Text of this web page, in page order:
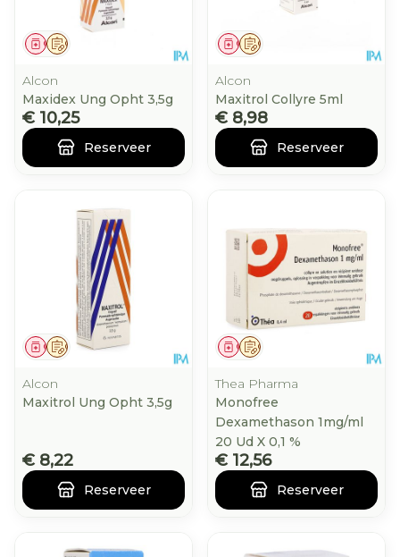
Op voorschrift
Geneesmiddel
Alcon
Maxidex Ung Opht 3,5g
€ 10,25
Reserveer
Op voorschrift
Geneesmiddel
Alcon
Maxitrol Collyre 5ml
€ 8,98
Reserveer
Op voorschrift
Geneesmiddel
Alcon
Maxitrol Ung Opht 3,5g
€ 8,22
Reserveer
Op voorschrift
Geneesmiddel
Thea Pharma
Monofree
Dexamethason 1mg/ml
20 Ud X 0,1 %
€ 12,56
Reserveer